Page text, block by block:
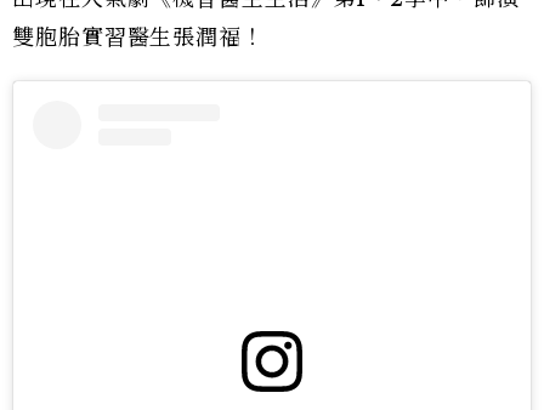
雙胞胎實習醫生張潤福！